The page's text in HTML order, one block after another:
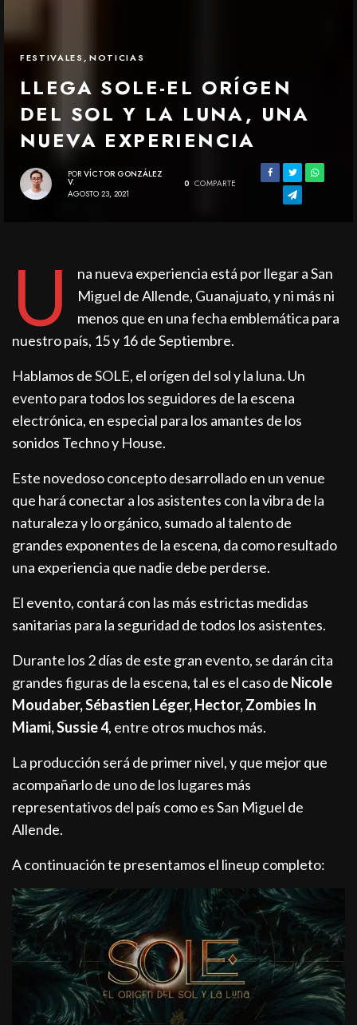
FESTIVALES, NOTICIAS
LLEGA SOLE-EL ORÍGEN
DEL SOL Y LA LUNA, UNA
NUEVA EXPERIENCIA
POR VÍCTOR GONZÁLEZ
V.
AGOSTO 23, 2021
0 COMPARTE
U
na nueva experiencia está por llegar a San
Miguel de Allende, Guanajuato, y ni más ni
menos que en una fecha emblemática para
nuestro país, 15 y 16 de Septiembre.
Hablamos de SOLE, el orígen del sol y la luna. Un
evento para todos los seguidores de la escena
electrónica, en especial para los amantes de los
sonidos Techno y House.
Este novedoso concepto desarrollado en un venue
que hará conectar a los asistentes con la vibra de la
naturaleza y lo orgánico, sumado al talento de
grandes exponentes de la escena, da como resultado
una experiencia que nadie debe perderse.
El evento, contará con las más estrictas medidas
sanitarias para la seguridad de todos los asistentes.
Durante los 2 días de este gran evento, se darán cita
grandes figuras de la escena, tal es el caso de Nicole
Moudaber, Sébastien Léger, Hector, Zombies In
Miami, Sussie 4, entre otros muchos más.
La producción será de primer nivel, y que mejor que
acompañarlo de uno de los lugares más
representativos del país como es San Miguel de
Allende.
A continuación te presentamos el lineup completo: